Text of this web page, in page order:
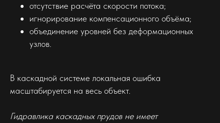
отсутствие расчёта скорости потока;
игнорирование компенсационного объёма;
объединение уровней без деформационных
узлов.
В каскадной системе локальная ошибка
масштабируется на весь объект.
Гидравлика каскадных прудов не имеет